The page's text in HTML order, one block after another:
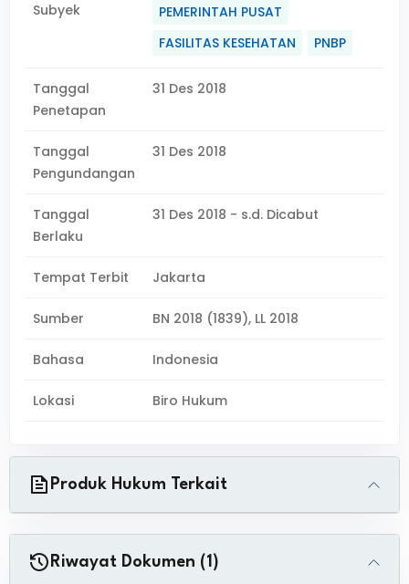
Subyek
PEMERINTAH PUSAT
FASILITAS KESEHATAN
PNBP
Tanggal
Penetapan
31 Des 2018
Tanggal
Pengundangan
31 Des 2018
Tanggal
Berlaku
31 Des 2018 - s.d. Dicabut
Tempat Terbit Jakarta
Sumber BN 2018 (1839), LL 2018
Bahasa Indonesia
Lokasi Biro Hukum
Produk Hukum Terkait
Riwayat Dokumen (1)